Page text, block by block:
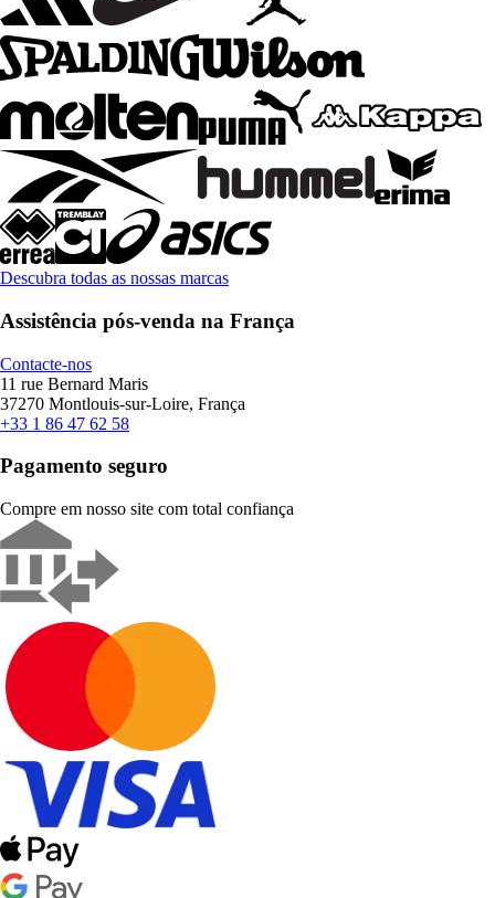
Descubra todas as nossas marcas
Assistência pós-venda na França
Contacte-nos
11 rue Bernard Maris
37270 Montlouis-sur-Loire, França
+33 1 86 47 62 58
Pagamento seguro
Compre em nosso site com total confiança